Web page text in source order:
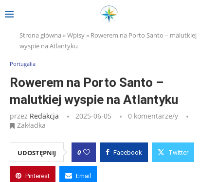
Strona główna »Wpisy» Rowerem na Porto Santo – malutkiej
wyspie na Atlantyku
Portugalia
Rowerem na Porto Santo –
malutkiej wyspie na Atlantyku
przez Redakcja 2025-06-05
0 komentarze/y
Zakładka
UDOSTĘPNIJ 0 Facebook Twitter
Pinterest Email